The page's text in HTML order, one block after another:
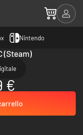
Nintendo
(Steam)
€